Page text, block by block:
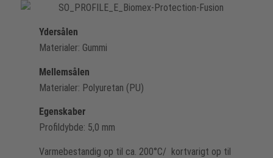
Ydersålen
Materialer: Gummi
Mellemsålen
Materialer: Polyuretan (PU)
Egenskaber
Profildybde: 5,0 mm
Varmebestandig op til ca. 200°C/ kortvarigt op til